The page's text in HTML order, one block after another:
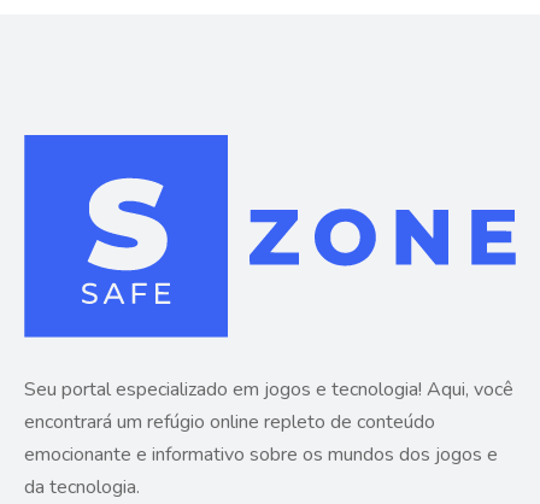
Seu portal especializado em jogos e tecnologia! Aqui, você
encontrará um refúgio online repleto de conteúdo
emocionante e informativo sobre os mundos dos jogos e
da tecnologia.